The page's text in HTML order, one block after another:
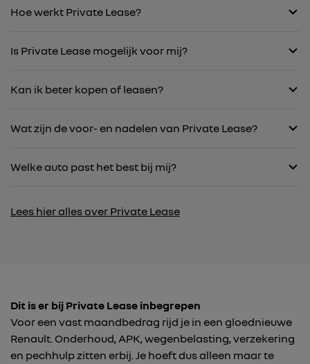
Hoe werkt Private Lease?
Is Private Lease mogelijk voor mij?
Kan ik beter kopen of leasen?
Wat zijn de voor- en nadelen van Private Lease?
Welke auto past het best bij mij?
Lees hier alles over Private Lease
Dit is er bij Private Lease inbegrepen
Voor een vast maandbedrag rijd je in een gloednieuwe
Renault. Onderhoud, APK, wegenbelasting, verzekering
en pechhulp zitten erbij. Je hoeft dus alleen maar te